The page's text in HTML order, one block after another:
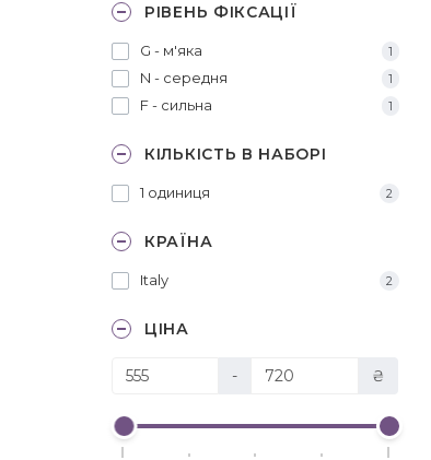
РІВЕНЬ ФІКСАЦІЇ
G - м'яка 1
N - середня 1
F - сильна 1
КІЛЬКІСТЬ В НАБОРІ
1 одиниця 2
КРАЇНА
Italy 2
ЦІНА
- ₴